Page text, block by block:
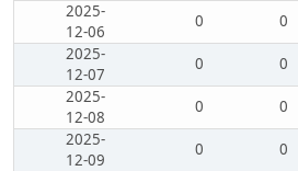
2025-
12-06
0 0
2025-
12-07
0 0
2025-
12-08
0 0
2025-
12-09
0 0